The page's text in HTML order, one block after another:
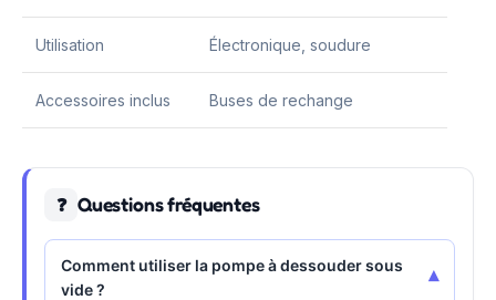
Utilisation Électronique, soudure
Accessoires inclus Buses de rechange
❓ Questions fréquentes
Comment utiliser la pompe à dessouder sous
vide ?
▾